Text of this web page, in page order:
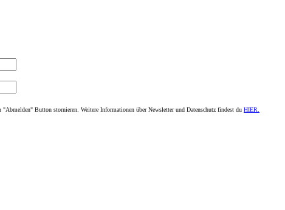
Button stornieren. Weitere Informationen über Newsletter und Datenschutz findest du HIER.